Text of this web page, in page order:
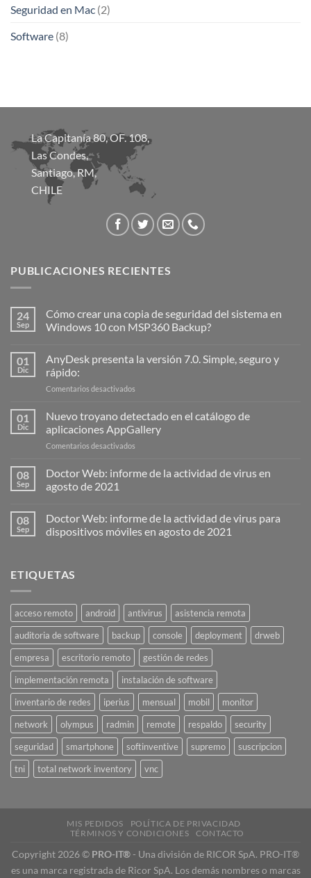
Seguridad en Mac (2)
Software (8)
La Capitanía 80, OF. 108,
Las Condes,
Santiago, RM,
CHILE
PUBLICACIONES RECIENTES
24
Sep
Cómo crear una copia de seguridad del sistema en
Windows 10 con MSP360 Backup?
01
Dic
AnyDesk presenta la versión 7.0. Simple, seguro y
rápido:
Comentarios desactivados
presenta
la
versión
seguro
01
Dic
Nuevo troyano detectado en el catálogo de
aplicaciones AppGallery
Comentarios desactivados
troyano
detectado
catálogo
aplicaciones
08
Sep
Doctor Web: informe de la actividad de virus en
agosto de 2021
08
Sep
Doctor Web: informe de la actividad de virus para
dispositivos móviles en agosto de 2021
ETIQUETAS
acceso remoto android antivirus
asistencia remota
auditoria de software
backup console deployment
drweb
empresa
escritorio remoto
gestión de redes
implementación remota
instalación de software
inventario de redes
iperius mensual mobil
monitor
network
olympus radmin remote respaldo
security
seguridad
smartphone softinventive supremo
suscripcion
tni
total network inventory vnc
MIS PEDIDOS
POLÍTICA DE PRIVACIDAD
TÉRMINOS Y CONDICIONES
CONTACTO
Copyright 2026 © PRO-IT® - Una división de RICOR SpA. PRO-IT®
es una marca registrada de Ricor SpA. Los demás nombres o marcas